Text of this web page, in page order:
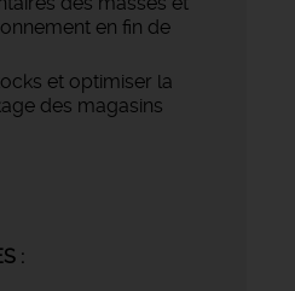
en fin de
et optimiser la
des magasins
: